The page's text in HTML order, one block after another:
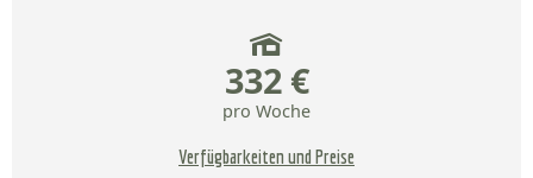
332 €
pro Woche
Verfügbarkeiten und Preise